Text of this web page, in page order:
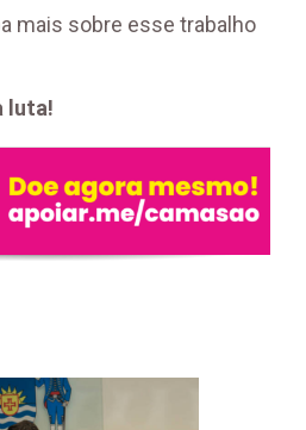
mais sobre esse trabalho
luta!